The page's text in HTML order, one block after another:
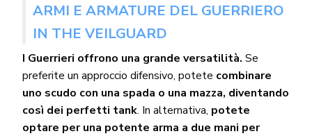
ARMI E ARMATURE DEL GUERRIERO
IN THE VEILGUARD
I Guerrieri offrono una grande versatilità. Se
preferite un approccio difensivo, potete combinare
uno scudo con una spada o una mazza, diventando
così dei perfetti tank. In alternativa, potete
optare per una potente arma a due mani per